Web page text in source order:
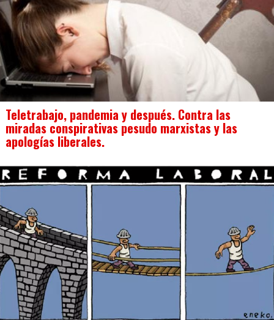
Teletrabajo, pandemia y después. Contra las
miradas conspirativas pesudo marxistas y las
apologías liberales.